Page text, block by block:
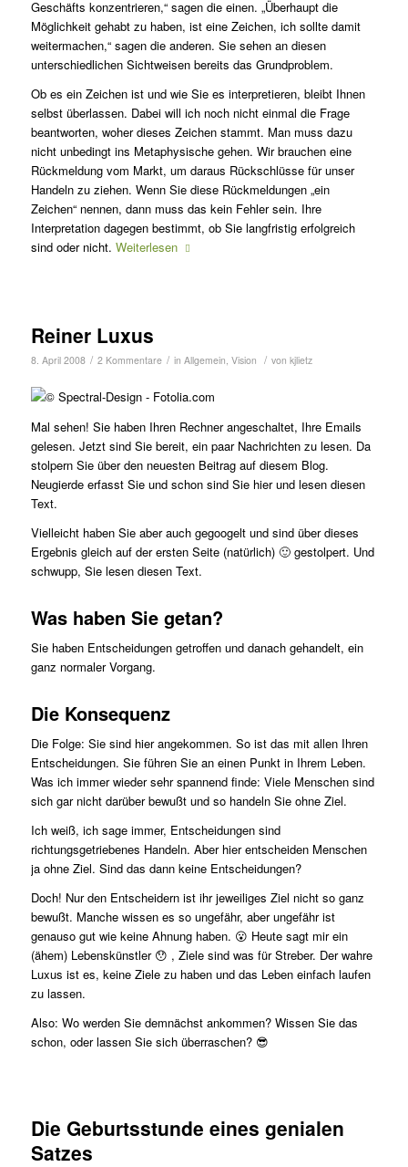
Geschäfts konzentrieren,“ sagen die einen. „Überhaupt die
Möglichkeit gehabt zu haben, ist eine Zeichen, ich sollte damit
weitermachen,“ sagen die anderen. Sie sehen an diesen
unterschiedlichen Sichtweisen bereits das Grundproblem.
Ob es ein Zeichen ist und wie Sie es interpretieren, bleibt Ihnen
selbst überlassen. Dabei will ich noch nicht einmal die Frage
beantworten, woher dieses Zeichen stammt. Man muss dazu
nicht unbedingt ins Metaphysische gehen. Wir brauchen eine
Rückmeldung vom Markt, um daraus Rückschlüsse für unser
Handeln zu ziehen. Wenn Sie diese Rückmeldungen „ein
Zeichen“ nennen, dann muss das kein Fehler sein. Ihre
Interpretation dagegen bestimmt, ob Sie langfristig erfolgreich
sind oder nicht. Weiterlesen
Reiner Luxus
8. April 2008 / 2 Kommentare / in Allgemein, Vision / von kjlietz
Mal sehen! Sie haben Ihren Rechner angeschaltet, Ihre Emails
gelesen. Jetzt sind Sie bereit, ein paar Nachrichten zu lesen. Da
stolpern Sie über den neuesten Beitrag auf diesem Blog.
Neugierde erfasst Sie und schon sind Sie hier und lesen diesen
Text.
Vielleicht haben Sie aber auch gegoogelt und sind über dieses
Ergebnis gleich auf der ersten Seite (natürlich) 🙂 gestolpert. Und
schwupp, Sie lesen diesen Text.
Was haben Sie getan?
Sie haben Entscheidungen getroffen und danach gehandelt, ein
ganz normaler Vorgang.
Die Konsequenz
Die Folge: Sie sind hier angekommen. So ist das mit allen Ihren
Entscheidungen. Sie führen Sie an einen Punkt in Ihrem Leben.
Was ich immer wieder sehr spannend finde: Viele Menschen sind
sich gar nicht darüber bewußt und so handeln Sie ohne Ziel.
Ich weiß, ich sage immer, Entscheidungen sind
richtungsgetriebenes Handeln. Aber hier entscheiden Menschen
ja ohne Ziel. Sind das dann keine Entscheidungen?
Doch! Nur den Entscheidern ist ihr jeweiliges Ziel nicht so ganz
bewußt. Manche wissen es so ungefähr, aber ungefähr ist
genauso gut wie keine Ahnung haben. 😮 Heute sagt mir ein
(ähem) Lebenskünstler 😯 , Ziele sind was für Streber. Der wahre
Luxus ist es, keine Ziele zu haben und das Leben einfach laufen
zu lassen.
Also: Wo werden Sie demnächst ankommen? Wissen Sie das
schon, oder lassen Sie sich überraschen? 😎
Die Geburtsstunde eines genialen
Satzes